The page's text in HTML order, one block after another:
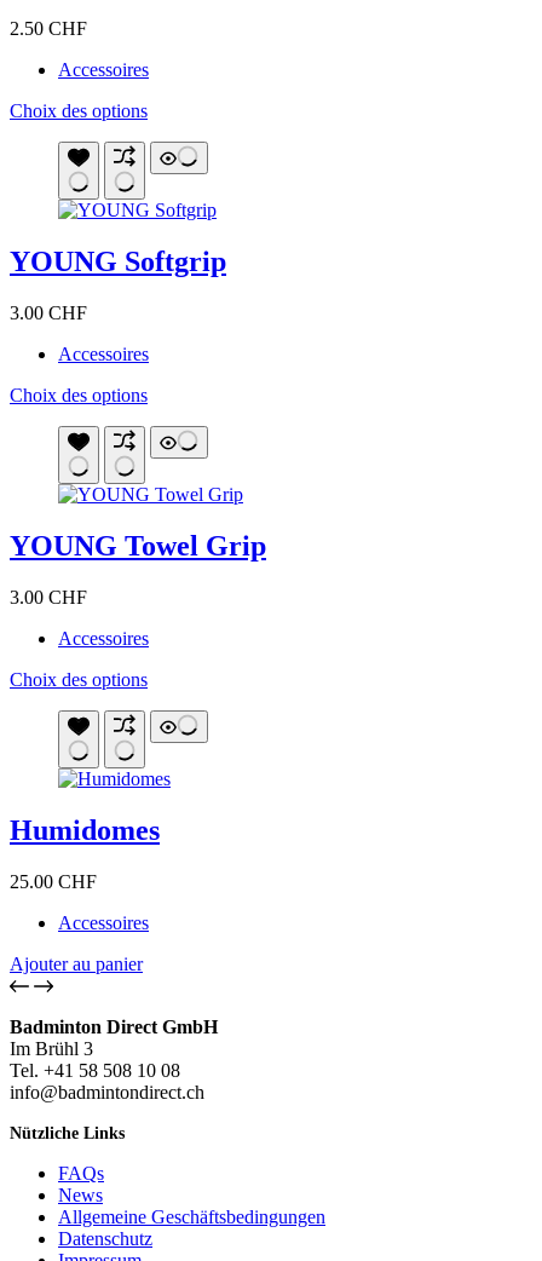
2.50 CHF
Accessoires
Choix des optionsCe
plusieurs
Les
peuvent
la
du
YOUNG Softgrip
3.00 CHF
Accessoires
Choix des optionsCe
plusieurs
Les
peuvent
la
du
YOUNG Towel Grip
3.00 CHF
Accessoires
Choix des optionsCe
plusieurs
Les
peuvent
la
Humidomes
25.00 CHF
Accessoires
Ajouter au panier
Badminton Direct GmbH
Im Brühl 3
Tel. +41 58 508 10 08
info@badmintondirect.ch
Nützliche Links
FAQs
News
Allgemeine Geschäftsbedingungen
Datenschutz